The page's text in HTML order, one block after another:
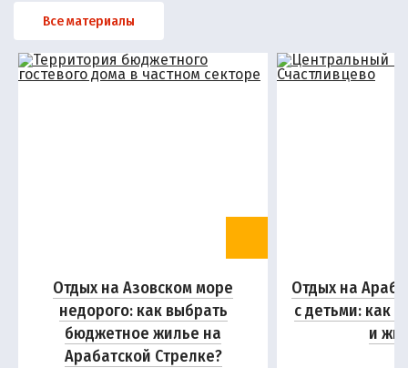
Все материалы
Отдых на Азовском море
недорого: как выбрать
бюджетное жилье на
Арабатской Стрелке?
Отдых на
с детьми: как
и